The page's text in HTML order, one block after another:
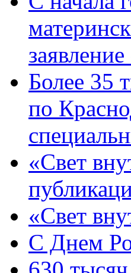
Более 35
по
«Свет
«Свет
C Днем